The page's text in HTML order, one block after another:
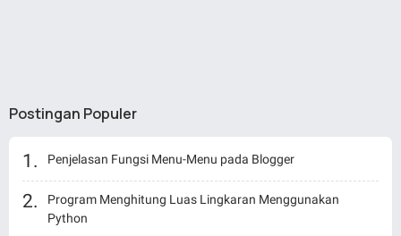
Postingan Populer
Penjelasan Fungsi Menu-Menu pada Blogger
Program Menghitung Luas Lingkaran Menggunakan
Python